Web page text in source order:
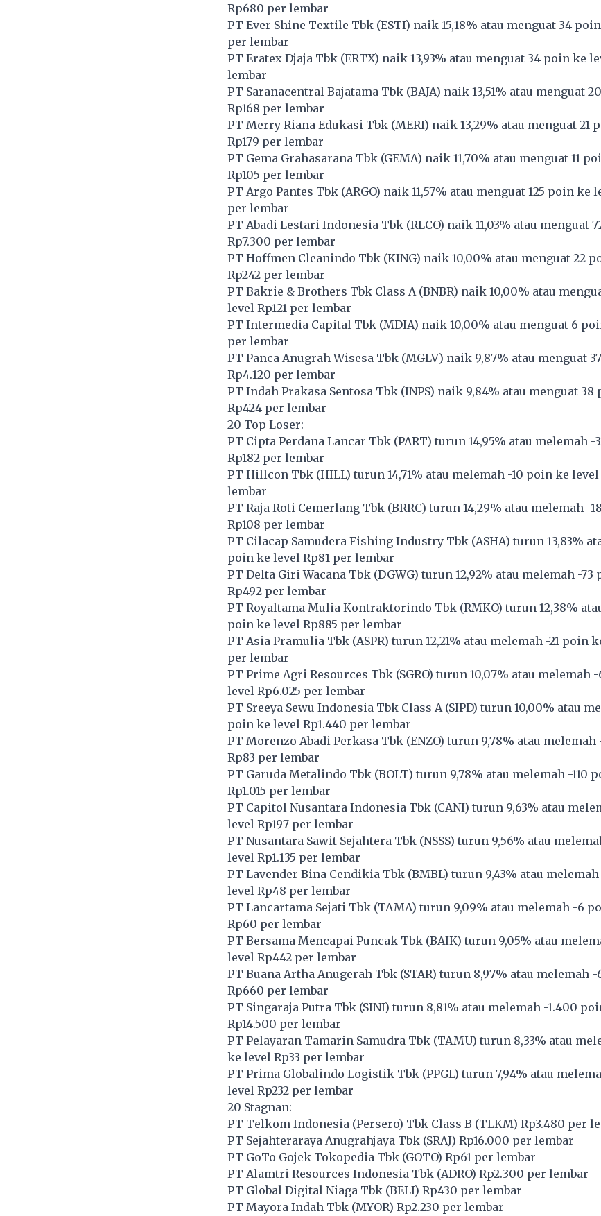
Rp680 per lembar
PT Ever Shine Textile Tbk (ESTI) naik 15,18% atau menguat 34
per lembar
PT Eratex Djaja Tbk (ERTX) naik 13,93% atau menguat 34 poin ke
lembar
PT Saranacentral Bajatama Tbk (BAJA) naik 13,51% atau menguat
Rp168 per lembar
PT Merry Riana Edukasi Tbk (MERI) naik 13,29% atau menguat 21
Rp179 per lembar
PT Gema Grahasarana Tbk (GEMA) naik 11,70% atau menguat 11
Rp105 per lembar
PT Argo Pantes Tbk (ARGO) naik 11,57% atau menguat 125 poin ke
per lembar
PT Abadi Lestari Indonesia Tbk (RLCO) naik 11,03% atau menguat
Rp7.300 per lembar
PT Hoffmen Cleanindo Tbk (KING) naik 10,00% atau menguat 22
Rp242 per lembar
PT Bakrie & Brothers Tbk Class A (BNBR) naik 10,00% atau
level Rp121 per lembar
PT Intermedia Capital Tbk (MDIA) naik 10,00% atau menguat 6
per lembar
PT Panca Anugrah Wisesa Tbk (MGLV) naik 9,87% atau menguat
Rp4.120 per lembar
PT Indah Prakasa Sentosa Tbk (INPS) naik 9,84% atau menguat 38
Rp424 per lembar
20 Top Loser:
PT Cipta Perdana Lancar Tbk (PART) turun 14,95% atau melemah -
Rp182 per lembar
PT Hillcon Tbk (HILL) turun 14,71% atau melemah -10 poin ke
lembar
PT Raja Roti Cemerlang Tbk (BRRC) turun 14,29% atau melemah -
Rp108 per lembar
PT Cilacap Samudera Fishing Industry Tbk (ASHA) turun 13,83%
poin ke level Rp81 per lembar
PT Delta Giri Wacana Tbk (DGWG) turun 12,92% atau melemah -73
Rp492 per lembar
PT Royaltama Mulia Kontraktorindo Tbk (RMKO) turun 12,38%
poin ke level Rp885 per lembar
PT Asia Pramulia Tbk (ASPR) turun 12,21% atau melemah -21 poin
per lembar
PT Prime Agri Resources Tbk (SGRO) turun 10,07% atau melemah
level Rp6.025 per lembar
PT Sreeya Sewu Indonesia Tbk Class A (SIPD) turun 10,00% atau
poin ke level Rp1.440 per lembar
PT Morenzo Abadi Perkasa Tbk (ENZO) turun 9,78% atau
Rp83 per lembar
PT Garuda Metalindo Tbk (BOLT) turun 9,78% atau melemah -110
Rp1.015 per lembar
PT Capitol Nusantara Indonesia Tbk (CANI) turun 9,63% atau
level Rp197 per lembar
PT Nusantara Sawit Sejahtera Tbk (NSSS) turun 9,56% atau
level Rp1.135 per lembar
PT Lavender Bina Cendikia Tbk (BMBL) turun 9,43% atau
level Rp48 per lembar
PT Lancartama Sejati Tbk (TAMA) turun 9,09% atau melemah -6
Rp60 per lembar
PT Bersama Mencapai Puncak Tbk (BAIK) turun 9,05% atau
level Rp442 per lembar
PT Buana Artha Anugerah Tbk (STAR) turun 8,97% atau melemah -
Rp660 per lembar
PT Singaraja Putra Tbk (SINI) turun 8,81% atau melemah -1.400
Rp14.500 per lembar
PT Pelayaran Tamarin Samudra Tbk (TAMU) turun 8,33% atau
ke level Rp33 per lembar
PT Prima Globalindo Logistik Tbk (PPGL) turun 7,94% atau
level Rp232 per lembar
20 Stagnan:
PT Telkom Indonesia (Persero) Tbk Class B (TLKM) Rp3.480 per
PT Sejahteraraya Anugrahjaya Tbk (SRAJ) Rp16.000 per lembar
PT GoTo Gojek Tokopedia Tbk (GOTO) Rp61 per lembar
PT Alamtri Resources Indonesia Tbk (ADRO) Rp2.300 per lembar
PT Global Digital Niaga Tbk (BELI) Rp430 per lembar
PT Mayora Indah Tbk (MYOR) Rp2.230 per lembar